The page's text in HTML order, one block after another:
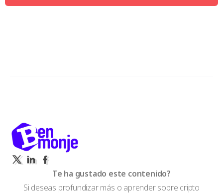
Te ha gustado este contenido?
Si deseas profundizar más o aprender sobre cripto